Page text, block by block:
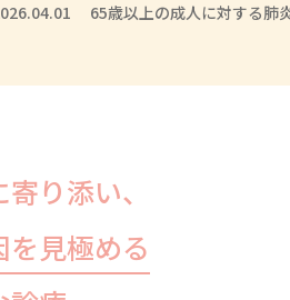
65歳以上の成人に対する肺
り添い、
を見極める